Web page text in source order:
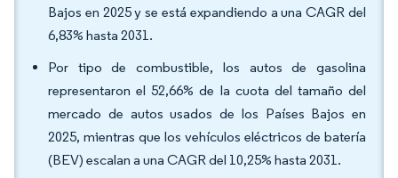
Bajos en 2025 y se está expandiendo a una CAGR del
6,83% hasta 2031.
Por tipo de combustible, los autos de gasolina
representaron el 52,66% de la cuota del tamaño del
mercado de autos usados de los Países Bajos en
2025, mientras que los vehículos eléctricos de batería
(BEV) escalan a una CAGR del 10,25% hasta 2031.